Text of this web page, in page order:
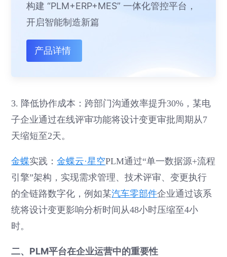
构建 “PLM+ERP+MES” 一体化管控平台，
开启智能制造新篇
产品详情
3. 降低协作成本：跨部门沟通效率提升30%，某电
子企业通过在线评审功能将设计变更审批周期从7
天缩短至2天。
金蝶实践：金蝶云·星空PLM通过“单一数据源+流程
引擎”架构，实现需求管理、技术评审、变更执行
的全链路数字化，例如某汽车零部件企业通过该系
统将设计变更影响分析时间从48小时压缩至4小
时。
二、PLM平台在企业运营中的重要性